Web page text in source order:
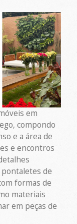
em
compondo
e a área de
e encontros
de
formas de
materiais
em peças de